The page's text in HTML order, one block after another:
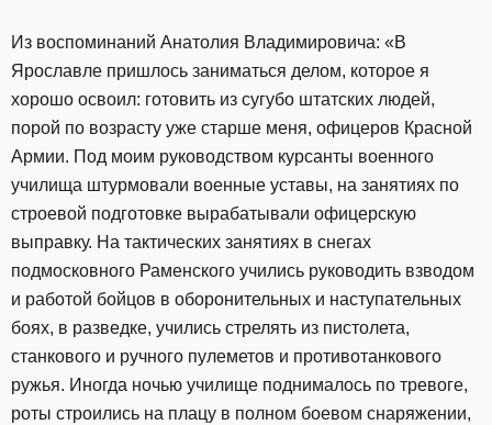
Из воспоминаний Анатолия Владимировича: «В
Ярославле пришлось заниматься делом, которое я
хорошо освоил: готовить из сугубо штатских людей,
порой по возрасту уже старше меня, офицеров Красной
Армии. Под моим руководством курсанты военного
училища штурмовали военные уставы, на занятиях по
строевой подготовке вырабатывали офицерскую
выправку. На тактических занятиях в снегах
подмосковного Раменского учились руководить взводом
и работой бойцов в оборонительных и наступательных
боях, в разведке, учились стрелять из пистолета,
станкового и ручного пулеметов и противотанкового
ружья. Иногда ночью училище поднималось по тревоге,
роты строились на плацу в полном боевом снаряжении,